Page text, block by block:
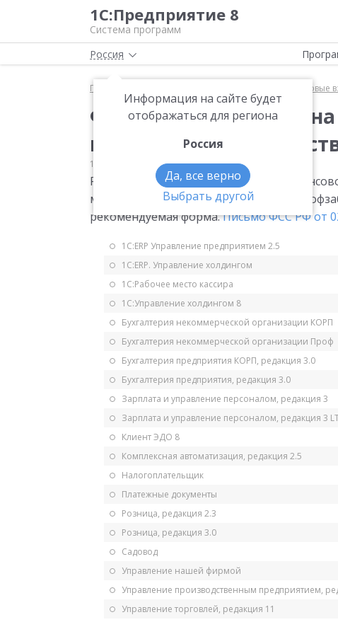
1С:Предприятие 8
Система программ
Россия
Информация на сайте будет
отображаться для региона
Россия
Да, все верно
Выбрать другой
Главная Страховые
ФСС РФ
использованию
11.09.2015 Страховые взносы
Рекомендована форма отчета на
мер по сокращению травматизма и
рекомендуемая форма.Письмо ФСС РФ от
1С:ERP Управление предприятием 2.5
1С:ERP. Управление холдингом
1С:Рабочее место кассира
1С:Управление холдингом 8
Бухгалтерия некоммерческой организации КОРП
Бухгалтерия некоммерческой организации Проф
Бухгалтерия предприятия КОРП, редакция 3.0
Бухгалтерия предприятия, редакция 3.0
Зарплата и управление персоналом, редакция 3
Зарплата и управление персоналом, редакция 3
Клиент ЭДО 8
Комплексная автоматизация, редакция 2.5
Налогоплательщик
Платежные документы
Розница, редакция 2.3
Розница, редакция 3.0
Садовод
Управление нашей фирмой
Управление производственным предприятием,
Управление торговлей, редакция 11